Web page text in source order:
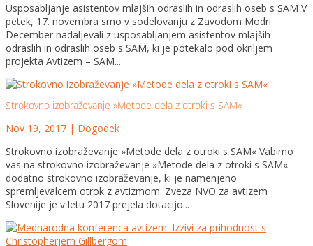
Usposabljanje asistentov mlajših odraslih in odraslih oseb s SAM V
petek, 17. novembra smo v sodelovanju z Zavodom Modri
December nadaljevali z usposabljanjem asistentov mlajših
odraslih in odraslih oseb s SAM, ki je potekalo pod okriljem
projekta Avtizem – SAM...
Strokovno izobraževanje »Metode dela z otroki s SAM«
Nov 19, 2017 | Dogodek
Strokovno izobraževanje »Metode dela z otroki s SAM« Vabimo
vas na strokovno izobraževanje »Metode dela z otroki s SAM« -
dodatno strokovno izobraževanje, ki je namenjeno
spremljevalcem otrok z avtizmom. Zveza NVO za avtizem
Slovenije je v letu 2017 prejela dotacijo...